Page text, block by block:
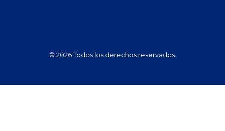
© 2026 Todos los derechos reservados.